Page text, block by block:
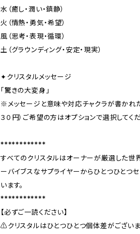
水（癒し・潤い・鎮静）
火（情熱・勇気・希望）
風（思考・表現・循環）
土（グラウンディング・安定・現実）
✦クリスタルメッセージ
「驚きの大変身」
※メッセージと意味や対応チャクラが書かれた
３０円）ご希望の方はオプションで選択してくだ
************
すべてのクリスタルはオーナーが厳選した世
ーバイブスなサプライヤーからひとつひとつ
います。
************
【必ずご一読ください】
⚠️クリスタルはひとつひとつ個体差がございま